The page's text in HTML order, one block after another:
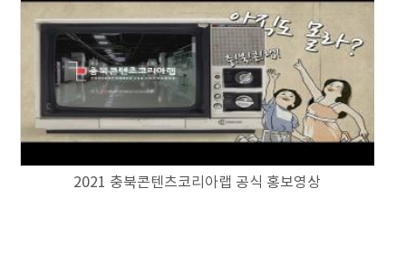
2021 충북콘텐츠코리아랩 공식 홍보영상